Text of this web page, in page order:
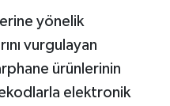
yönelik
vurgulayan
ürünlerinin
elektronik